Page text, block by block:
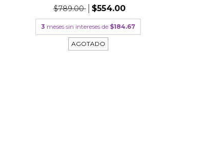
$789.00 $554.00
3 meses sin intereses de $184.67
AGOTADO